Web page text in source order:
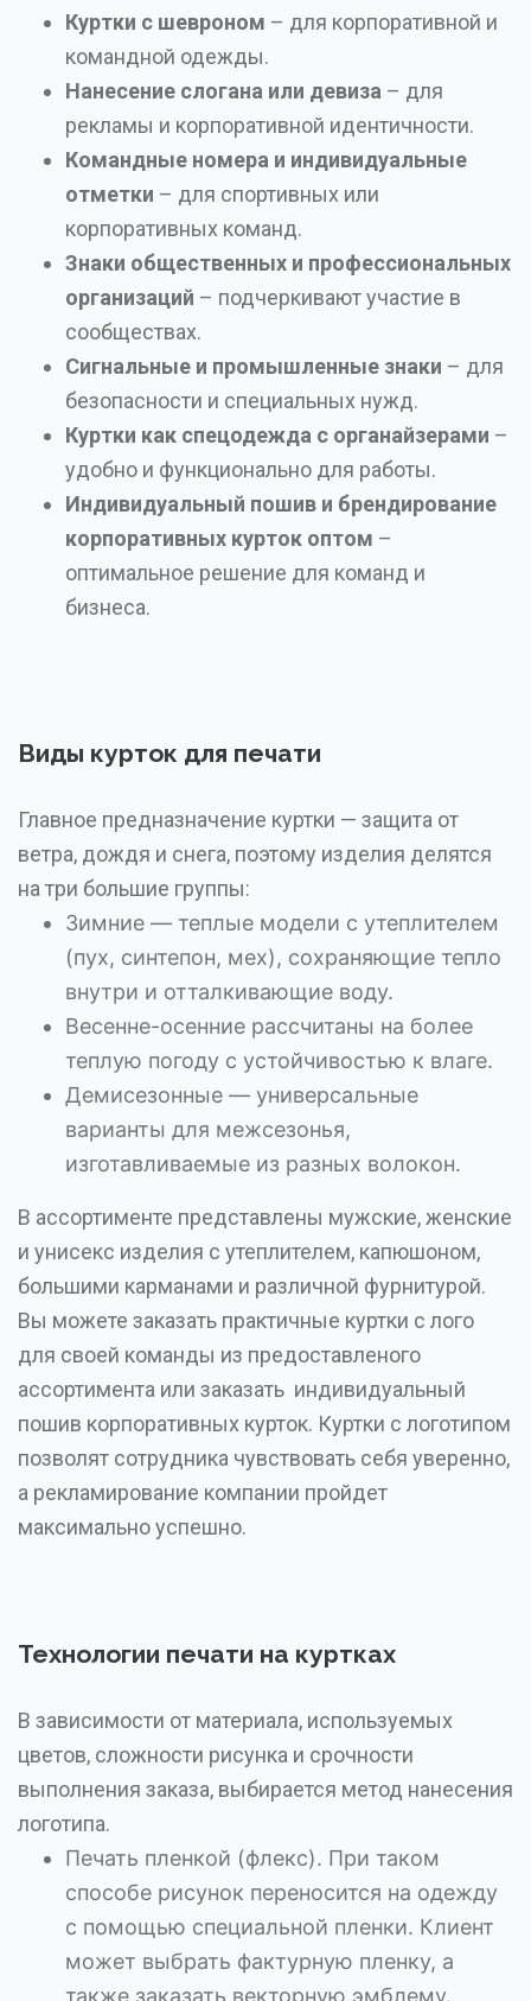
Куртки с шевроном – для корпоративной и
командной одежды.
Нанесение слогана или девиза – для
рекламы и корпоративной идентичности.
Командные номера и индивидуальные
отметки – для спортивных или
корпоративных команд.
Знаки общественных и профессиональных
организаций – подчеркивают участие в
сообществах.
Сигнальные и промышленные знаки – для
безопасности и специальных нужд.
Куртки как спецодежда с органайзерами –
удобно и функционально для работы.
Индивидуальный пошив и брендирование
корпоративных курток оптом –
оптимальное решение для команд и
бизнеса.
Виды курток для печати
Главное предназначение куртки — защита от
ветра, дождя и снега, поэтому изделия делятся
на три большие группы:
Зимние — теплые модели с утеплителем
(пух, синтепон, мех), сохраняющие тепло
внутри и отталкивающие воду.
Весенне-осенние рассчитаны на более
теплую погоду с устойчивостью к влаге.
Демисезонные — универсальные
варианты для межсезонья,
изготавливаемые из разных волокон.
В ассортименте представлены мужские, женские
и унисекс изделия с утеплителем, капюшоном,
большими карманами и различной фурнитурой.
Вы можете заказать практичные куртки с лого
для своей команды из предоставленого
ассортимента или заказать индивидуальный
пошив корпоративных курток. Куртки с логотипом
позволят сотрудника чувствовать себя уверенно,
а рекламирование компании пройдет
максимально успешно.
Технологии печати на куртках
В зависимости от материала, используемых
цветов, сложности рисунка и срочности
выполнения заказа, выбирается метод нанесения
логотипа.
Печать пленкой (флекс). При таком
способе рисунок переносится на одежду
с помощью специальной пленки. Клиент
может выбрать фактурную пленку, а
также заказать векторную эмблему.